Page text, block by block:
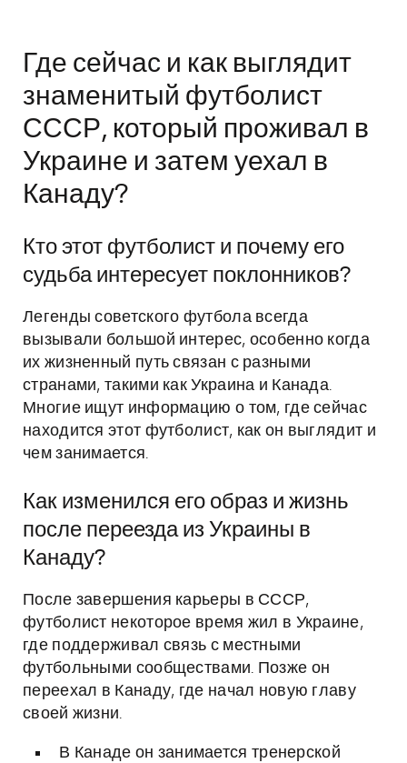
Где сейчас и как выглядит
знаменитый футболист
СССР, который проживал в
Украине и затем уехал в
Канаду?
Кто этот футболист и почему его
судьба интересует поклонников?
Легенды советского футбола всегда
вызывали большой интерес, особенно когда
их жизненный путь связан с разными
странами, такими как Украина и Канада.
Многие ищут информацию о том, где сейчас
находится этот футболист, как он выглядит и
чем занимается.
Как изменился его образ и жизнь
после переезда из Украины в
Канаду?
После завершения карьеры в СССР,
футболист некоторое время жил в Украине,
где поддерживал связь с местными
футбольными сообществами. Позже он
переехал в Канаду, где начал новую главу
своей жизни.
В Канаде он занимается тренерской